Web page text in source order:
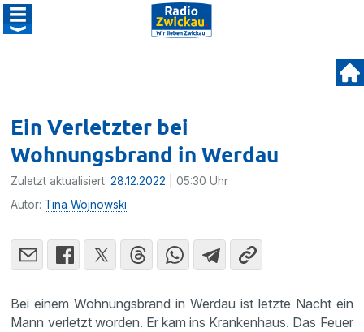
Ein Verletzter bei
Wohnungsbrand in Werdau
Zuletzt aktualisiert:28.12.2022 | 05:30 Uhr
Autor: Tina Wojnowski
Bei einem Wohnungsbrand in Werdau ist letzte Nacht ein
Mann verletzt worden. Er kam ins Krankenhaus. Das Feuer